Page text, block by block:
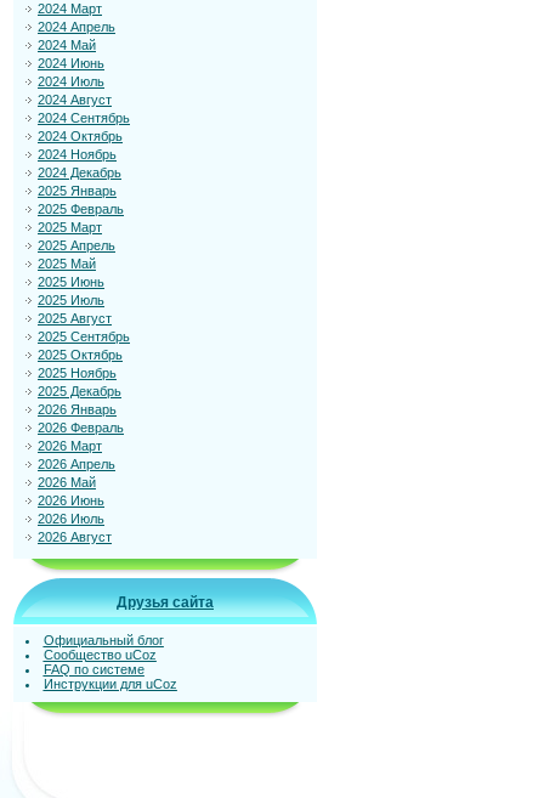
2024 Март
2024 Апрель
2024 Май
2024 Июнь
2024 Июль
2024 Август
2024 Сентябрь
2024 Октябрь
2024 Ноябрь
2024 Декабрь
2025 Январь
2025 Февраль
2025 Март
2025 Апрель
2025 Май
2025 Июнь
2025 Июль
2025 Август
2025 Сентябрь
2025 Октябрь
2025 Ноябрь
2025 Декабрь
2026 Январь
2026 Февраль
2026 Март
2026 Апрель
2026 Май
2026 Июнь
2026 Июль
2026 Август
Друзья сайта
Официальный блог
Сообщество uCoz
FAQ по системе
Инструкции для uCoz